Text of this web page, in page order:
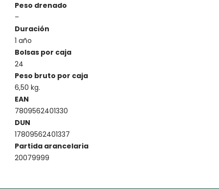
Peso drenado
–
Duración
1 año
Bolsas por caja
24
Peso bruto por caja
6,50 kg.
EAN
7809562401330
DUN
17809562401337
Partida arancelaria
20079999